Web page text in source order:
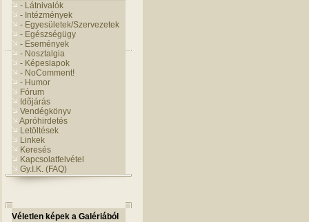
- Látnivalók
- Intézmények
- Egyesületek/Szervezetek
- Egészségügy
- Események
- Nosztalgia
- Képeslapok
- NoComment!
- Humor
Fórum
Idõjárás
Vendégkönyv
Apróhirdetés
Letöltések
Linkek
Keresés
Kapcsolatfelvétel
Gy.I.K. (FAQ)
Véletlen képek a Galériából